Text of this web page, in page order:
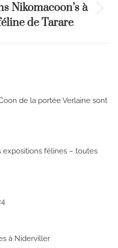
Nikomacoon’s à
de Tarare
de la portée Verlaine sont
expositions félines – toutes
à Niderviller